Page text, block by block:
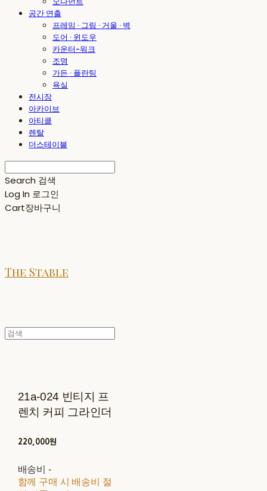
공간 연출
프레임 · 그림 · 거울 · 벽
도어 · 윈도우
카운터-워크
조명
가든 · 플란팅
욕실
전시장
아카이브
아티클
렌탈
더스테이블
Search 검색
Log In 로그인
Cart장바구니
The Stable
21a-024 빈티지 프
렌치 커피 그라인더
220,000원
배송비 -
함께 구매 시 배송비 절